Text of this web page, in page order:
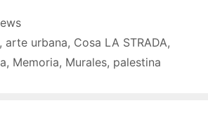
, arte urbana, Cosa LA STRADA,
, Memoria, Murales, palestina